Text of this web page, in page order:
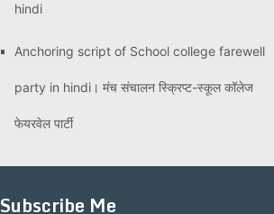
hindi
Anchoring script of School college farewell
party in hindi। मंच संचालन स्क्रिप्ट-स्कूल कॉलेज
फेयरवेल पार्टी
Subscribe Me